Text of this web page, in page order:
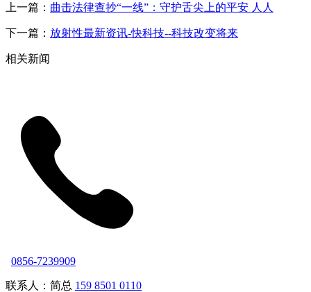
上一篇： 曲击法律查抄“一线”：守护舌尖上的平安 人人
下一篇： 放射性最新资讯-快科技--科技改变将来
相关新闻
0856-7239909
联系人：简总 159 8501 0110